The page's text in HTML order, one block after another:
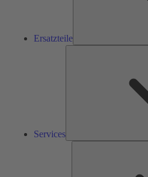
Ersatzteile
Services